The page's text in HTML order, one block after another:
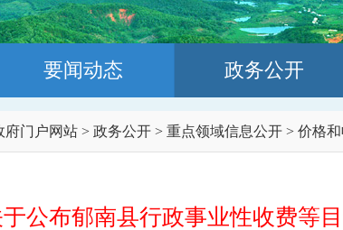
要闻动态 政务公开
府门户网站 > 政务公开 > 重点领域信息公开 > 价格
于公布郁南县行政事业性收费等